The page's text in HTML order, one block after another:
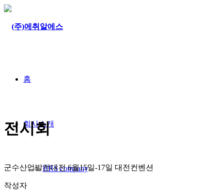
홈
회사소개
HRS company
전시회
군수산업발전대전 6월15일-17일 대전컨벤션
작성자